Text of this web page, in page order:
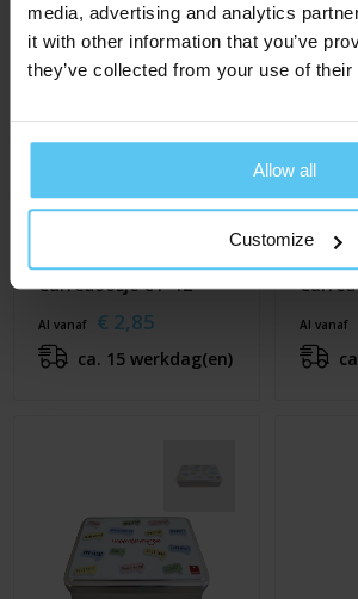
media, advertising and analytics
it with other information that you’ve
they’ve collected from your use of
Allow all
Customize
Carrédoosje CT-12
Al vanaf € 2,85
ca. 15 werkdag(en)
Al vanaf